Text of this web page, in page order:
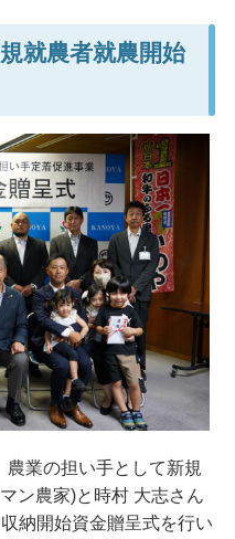
就農者就農開始
業の担い手として新規
ン農家)と時村 大志さん
納開始資金贈呈式を行い